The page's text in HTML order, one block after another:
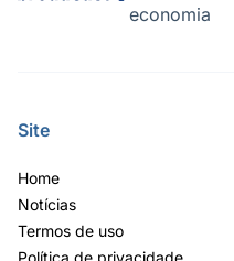
economia
Site
Home
Notícias
Termos de uso
Política de privacidade